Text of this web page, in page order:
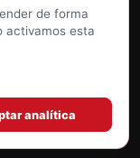
de forma
activamos esta
analítica
archivo
|